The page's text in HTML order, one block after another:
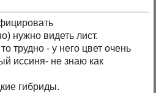
нужно видеть лист.
трудно - у него цвет очень
иссиня- не знаю как
гибриды.